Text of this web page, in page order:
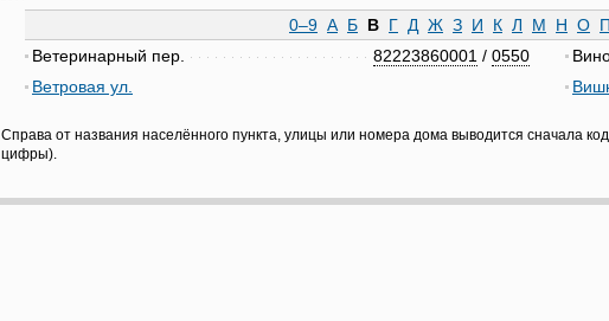
0–9 А Б В Г Д Ж З И К Л М Н О П
82223860001 / 0550
Ветеринарный пер.
Ветровая ул.
Справа от названия населённого пункта, улицы или номера дома выводится сначала
цифры).